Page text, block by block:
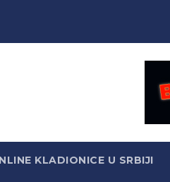
KLADIONICE U SRBIJI